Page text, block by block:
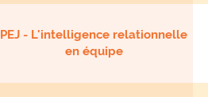
PEJ - L'intelligence relationnelle
en équipe